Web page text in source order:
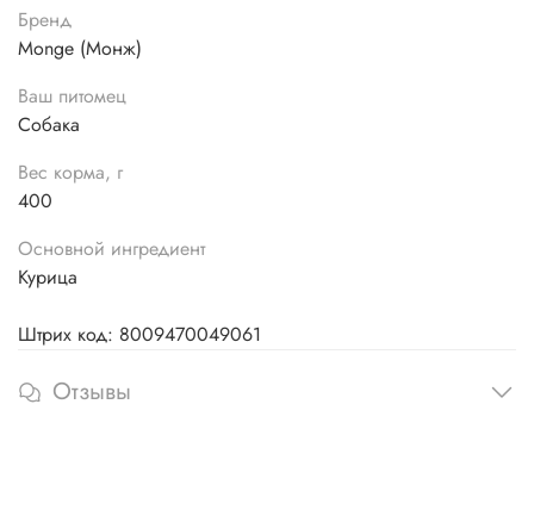
Бренд
Monge (Монж)
Ваш питомец
Собака
Вес корма, г
400
Основной ингредиент
Курица
Штрих код: 8009470049061
Отзывы